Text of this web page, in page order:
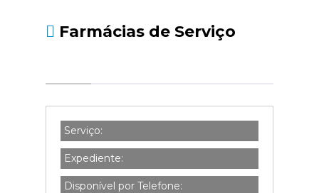
Farmácias de Serviço
Serviço:
Expediente:
Disponível por Telefone: